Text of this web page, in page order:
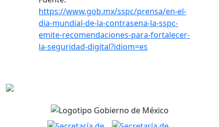
https://www.gob.mx/sspc/prensa/en-el-
dia-mundial-de-la-contrasena-la-sspc-
emite-recomendaciones-para-fortalecer-
la-seguridad-digital?idiom=es